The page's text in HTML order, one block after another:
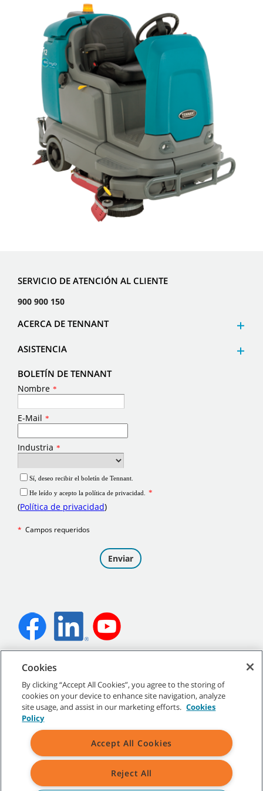
SERVICIO DE ATENCIÓN AL CLIENTE
900 900 150
ACERCA DE TENNANT
ASISTENCIA
BOLETÍN DE TENNANT
©2026 Tennant Company. Todos los derechos reservados.
Mapa del sitio
Condiciones de venta
Todas las marcas y logotipos Tennant indicados son propiedad de
Tennant Company y/o de sus empresas afiliadas o controladas.
Cookies
By clicking “Accept All Cookies”, you agree to the storing of
cookies on your device to enhance site navigation, analyze
site usage, and assist in our marketing efforts. Cookies
Policy
Accept All Cookies
Reject All